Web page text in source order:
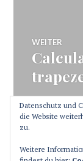
WEITER
Nächster
Beitrag:
Datenschutz und
die Website
zu.
Weitere